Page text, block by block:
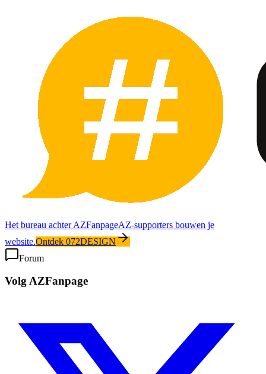
Het bureau achter AZFanpageAZ-supporters bouwen je
website.Ontdek 072DESIGN
Forum
Volg AZFanpage